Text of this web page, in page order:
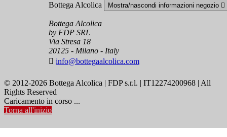
Bottega Alcolica Mostra/nascondi informazioni negozio 
Bottega Alcolica
by FDP SRL
Via Stresa 18
20125 - Milano - Italy
 info@bottegaalcolica.com
© 2012-2026 Bottega Alcolica | FDP s.r.l. | IT12274200968 | All
Rights Reserved
Caricamento in corso ...
Torna all'inizio